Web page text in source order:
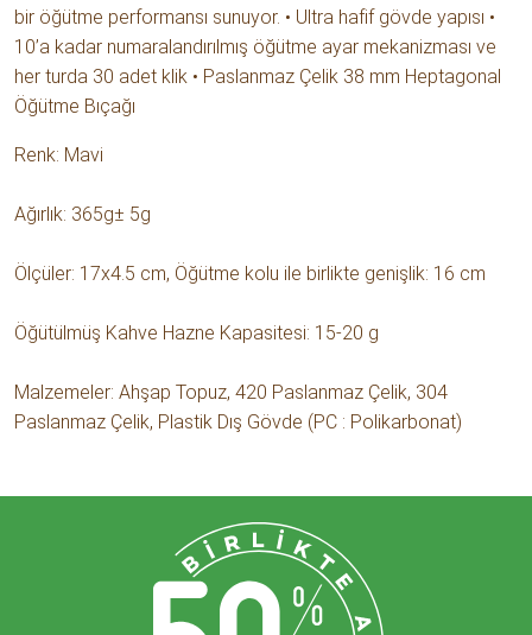
bir öğütme performansı sunuyor. • Ultra hafif gövde yapısı •
10’a kadar numaralandırılmış öğütme ayar mekanizması ve
her turda 30 adet klik • Paslanmaz Çelik 38 mm Heptagonal
Öğütme Bıçağı
Renk: Mavi
Ağırlık: 365g± 5g
Ölçüler: 17x4.5 cm, Öğütme kolu ile birlikte genişlik: 16 cm
Öğütülmüş Kahve Hazne Kapasitesi: 15-20 g
Malzemeler: Ahşap Topuz, 420 Paslanmaz Çelik, 304
Paslanmaz Çelik, Plastik Dış Gövde (PC : Polikarbonat)